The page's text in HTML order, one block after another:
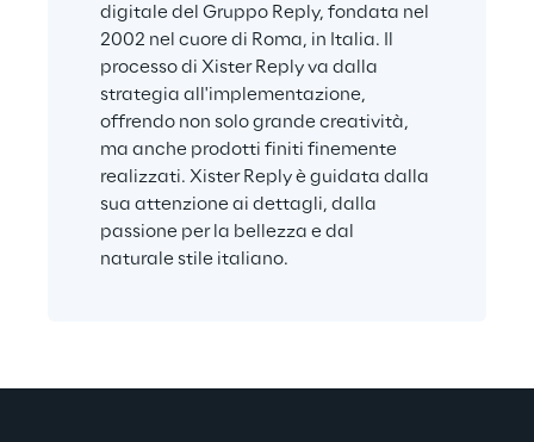
digitale del Gruppo Reply, fondata nel
2002 nel cuore di Roma, in Italia. Il
processo di Xister Reply va dalla
strategia all'implementazione,
offrendo non solo grande creatività,
ma anche prodotti finiti finemente
realizzati. Xister Reply è guidata dalla
sua attenzione ai dettagli, dalla
passione per la bellezza e dal
naturale stile italiano.